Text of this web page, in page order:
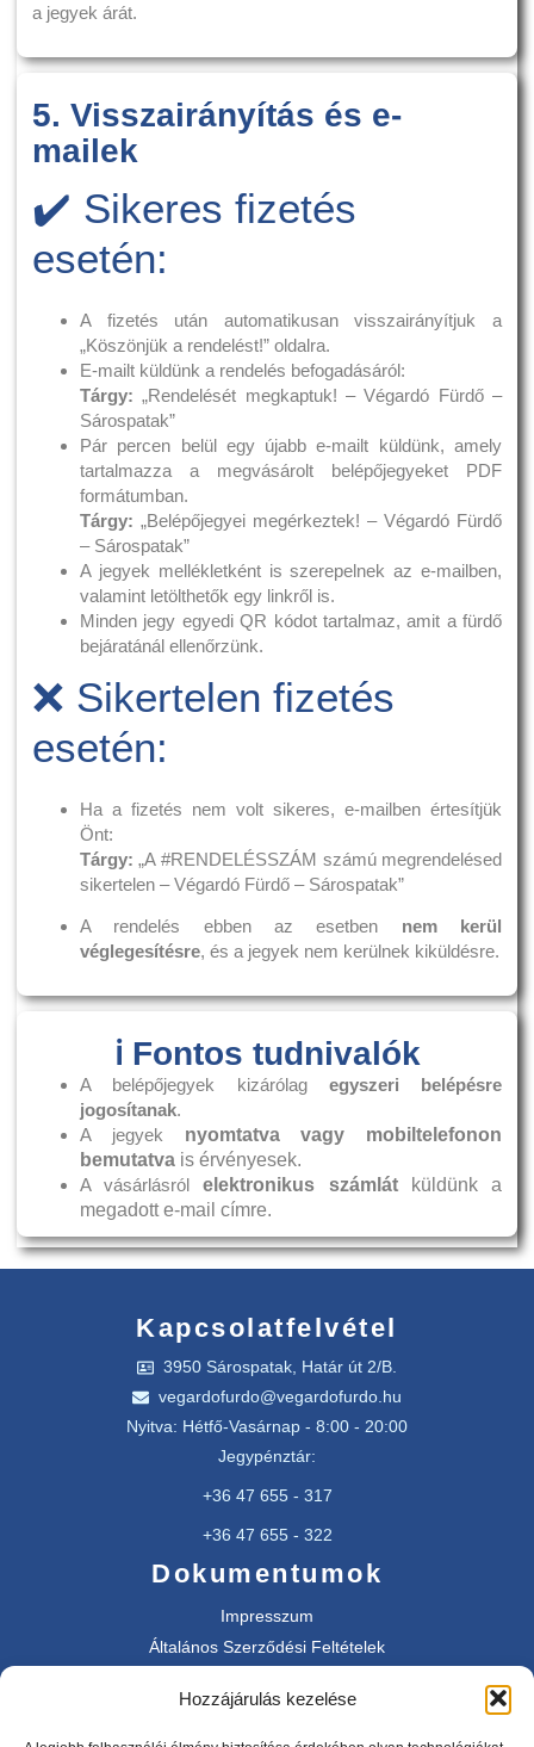
Hozzájárulás kezelése
a jegyek árát.
5. Visszairányítás és e-
mailek
✔️ Sikeres fizetés
esetén:
A fizetés után automatikusan visszairányítjuk a
„Köszönjük a rendelést!” oldalra.
E-mailt küldünk a rendelés befogadásáról:
Tárgy: „Rendelését megkaptuk! – Végardó Fürdő –
Sárospatak”
Pár percen belül egy újabb e-mailt küldünk, amely
tartalmazza a megvásárolt belépőjegyeket PDF
formátumban.
Tárgy: „Belépőjegyei megérkeztek! – Végardó Fürdő
– Sárospatak”
A jegyek mellékletként is szerepelnek az e-mailben,
valamint letölthetők egy linkről is.
Minden jegy egyedi QR kódot tartalmaz, amit a fürdő
bejáratánál ellenőrzünk.
❌ Sikertelen fizetés
esetén:
Ha a fizetés nem volt sikeres, e-mailben értesítjük
Önt:
Tárgy: „A #RENDELÉSSZÁM számú megrendelésed
sikertelen – Végardó Fürdő – Sárospatak”
A rendelés ebben az esetben nem kerül
véglegesítésre, és a jegyek nem kerülnek kiküldésre.
ℹ️ Fontos tudnivalók
A belépőjegyek kizárólag egyszeri belépésre
jogosítanak.
A jegyek nyomtatva vagy mobiltelefonon
bemutatvais érvényesek.
A vásárlásrólelektronikus számlátküldünk a
megadott e-mail címre.
Dokumentumok
Impresszum
Általános Szerződési Feltételek
SimplePay fizetési információ
Kapcsolatfelvétel
3950 Sárospatak, Határ út 2/B.
vegardofurdo@vegardofurdo.hu
Nyitva: Hétfő-Vasárnap - 8:00 - 20:00
Jegypénztár:
+36 47 655 - 317
+36 47 655 - 322